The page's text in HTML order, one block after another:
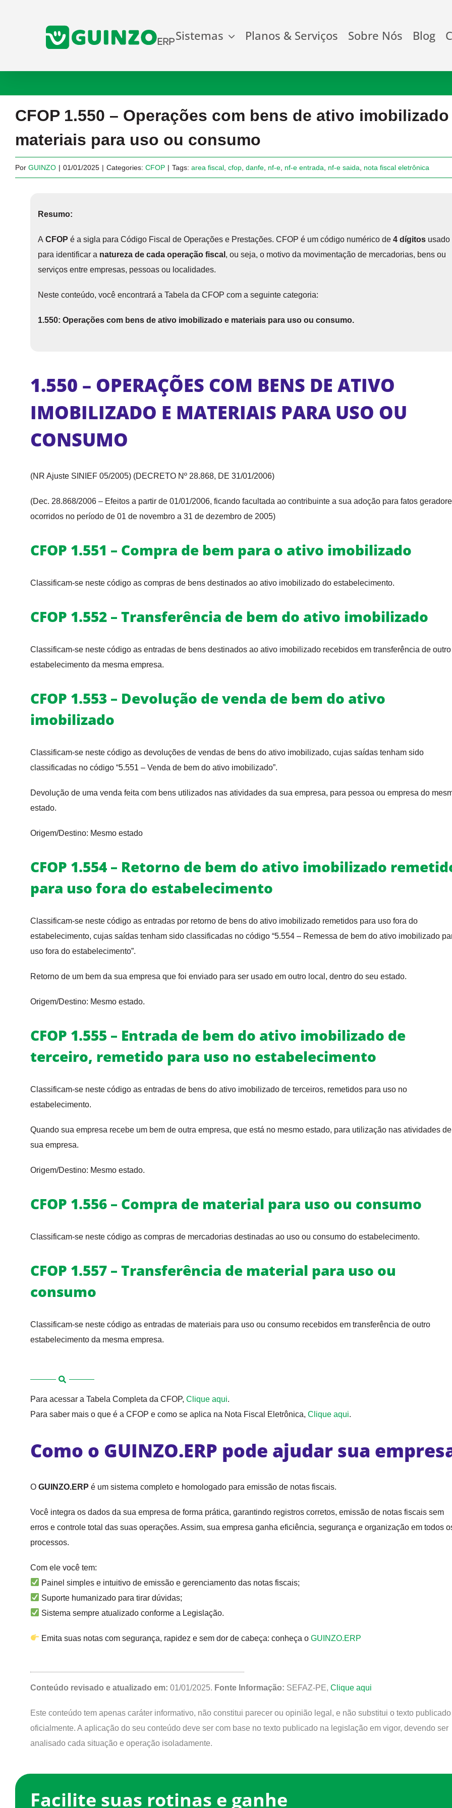
Sistemas Planos & Serviços Sobre Nós Blog
CFOP 1.550 – Operações com bens de ativo imobilizado
materiais para uso ou consumo
Por GUINZO | 01/01/2025 | Categories: CFOP | Tags: area fiscal cfop danfe nf-e nf-e entrada nf-e saida nota fiscal eletrônica
Resumo:
A CFOP é a sigla para Código Fiscal de Operações e Prestações. CFOP é um código numérico de 4 dígitos usado
para identificar a natureza de cada operação fiscal , ou seja, o motivo da movimentação de mercadorias, bens ou
serviços entre empresas, pessoas ou localidades.
Neste conteúdo, você encontrará a Tabela da CFOP com a seguinte categoria:
1.550: Operações com bens de ativo imobilizado e materiais para uso ou consumo.
1.550 – OPERAÇÕES COM BENS DE ATIVO
IMOBILIZADO E MATERIAIS PARA USO OU
CONSUMO
(NR Ajuste SINIEF 05/2005) (DECRETO Nº 28.868, DE 31/01/2006)
(Dec. 28.868/2006 – Efeitos a partir de 01/01/2006, ficando facultada ao contribuinte a sua adoção para fatos
ocorridos no período de 01 de novembro a 31 de dezembro de 2005)
CFOP 1.551 – Compra de bem para o ativo imobilizado
Classificam-se neste código as compras de bens destinados ao ativo imobilizado do estabelecimento.
CFOP 1.552 – Transferência de bem do ativo imobilizado
Classificam-se neste código as entradas de bens destinados ao ativo imobilizado recebidos em transferência de outro
estabelecimento da mesma empresa.
CFOP 1.553 – Devolução de venda de bem do ativo
imobilizado
Classificam-se neste código as devoluções de vendas de bens do ativo imobilizado, cujas saídas tenham sido
classificadas no código “5.551 – Venda de bem do ativo imobilizado”.
Devolução de uma venda feita com bens utilizados nas atividades da sua empresa, para pessoa ou empresa do
estado.
Origem/Destino: Mesmo estado
CFOP 1.554 – Retorno de bem do ativo imobilizado
para uso fora do estabelecimento
Classificam-se neste código as entradas por retorno de bens do ativo imobilizado remetidos para uso fora do
estabelecimento, cujas saídas tenham sido classificadas no código “5.554 – Remessa de bem do ativo imobilizado
uso fora do estabelecimento”.
Retorno de um bem da sua empresa que foi enviado para ser usado em outro local, dentro do seu estado.
Origem/Destino: Mesmo estado.
CFOP 1.555 – Entrada de bem do ativo imobilizado de
terceiro, remetido para uso no estabelecimento
Classificam-se neste código as entradas de bens do ativo imobilizado de terceiros, remetidos para uso no
estabelecimento.
Quando sua empresa recebe um bem de outra empresa, que está no mesmo estado, para utilização nas atividades de
sua empresa.
Origem/Destino: Mesmo estado.
CFOP 1.556 – Compra de material para uso ou consumo
Classificam-se neste código as compras de mercadorias destinadas ao uso ou consumo do estabelecimento.
CFOP 1.557 – Transferência de material para uso ou
consumo
Classificam-se neste código as entradas de materiais para uso ou consumo recebidos em transferência de outro
estabelecimento da mesma empresa.
Para acessar a Tabela Completa da CFOP, Clique aqui.
Para saber mais o que é a CFOP e como se aplica na Nota Fiscal Eletrônica, Clique aqui.
Como o GUINZO.ERP pode ajudar sua
O GUINZO.ERP é um sistema completo e homologado para emissão de notas fiscais.
Você integra os dados da sua empresa de forma prática, garantindo registros corretos, emissão de notas fiscais sem
erros e controle total das suas operações. Assim, sua empresa ganha eficiência, segurança e organização em todos
processos.
Com ele você tem:
Painel simples e intuitivo de emissão e gerenciamento das notas fiscais;
Suporte humanizado para tirar dúvidas;
Sistema sempre atualizado conforme a Legislação.
Emita suas notas com segurança, rapidez e sem dor de cabeça: conheça oGUINZO.ERP
Conteúdo revisado e atualizado em: 01/01/2025. Fonte Informação: SEFAZ-PE, Clique aqui
Este conteúdo tem apenas caráter informativo, não constitui parecer ou opinião legal, e não substitui o texto publicado
oficialmente. A aplicação do seu conteúdo deve ser com base no texto publicado na legislação em vigor, devendo ser
analisado cada situação e operação isoladamente.
Facilite suas rotinas e ganhe